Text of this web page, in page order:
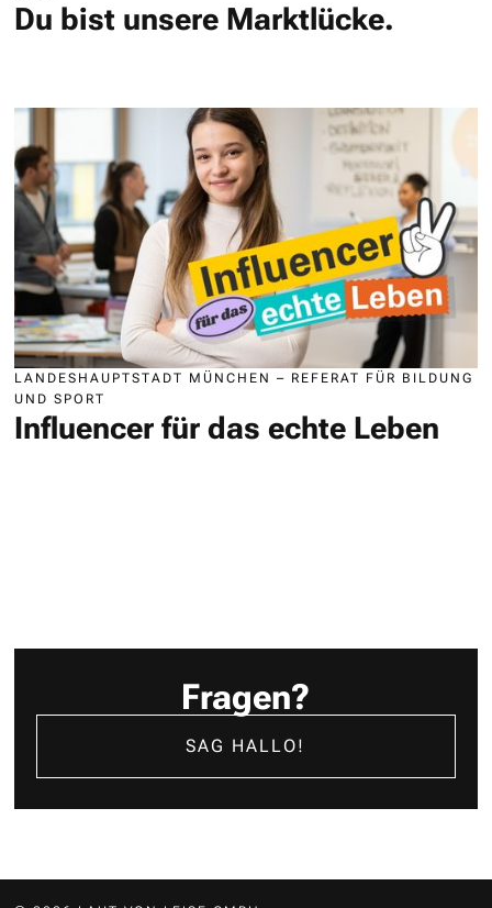
Du bist unsere Marktlücke.
LANDESHAUPTSTADT MÜNCHEN – REFERAT FÜR BILDUNG
UND SPORT
Influencer für das echte Leben
Fragen?
SAG HALLO!